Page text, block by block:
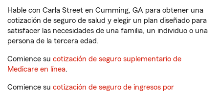
Hable con Carla Street en Cumming, GA para obtener una
cotización de seguro de salud y elegir un plan diseñado para
satisfacer las necesidades de una familia, un individuo o una
persona de la tercera edad.
Comience su cotización de seguro suplementario de
Medicare en línea.
Comience su cotización de seguro de ingresos por